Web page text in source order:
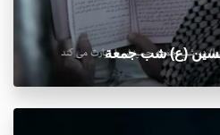
حسين (ع) شب جمعة